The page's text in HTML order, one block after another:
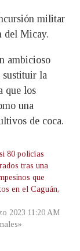
militar
del Micay.
ambicioso
sustituir la
que los
una
de coca.
80 policías
tras una
que
en el Caguán,
2023 11:20 AM